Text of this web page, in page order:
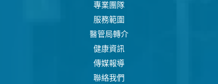
專業團隊
服務範圍
醫管局轉介
健康資訊
傳媒報導
聯絡我們